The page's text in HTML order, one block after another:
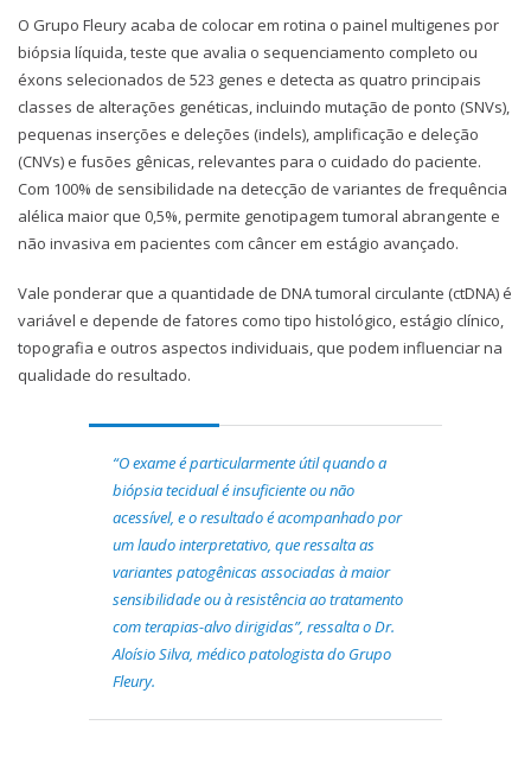
O Grupo Fleury acaba de colocar em rotina o painel multigenes por
biópsia líquida, teste que avalia o sequenciamento completo ou
éxons selecionados de 523 genes e detecta as quatro principais
classes de alterações genéticas, incluindo mutação de ponto (SNVs),
pequenas inserções e deleções (indels), amplificação e deleção
(CNVs) e fusões gênicas, relevantes para o cuidado do paciente.
Com 100% de sensibilidade na detecção de variantes de frequência
alélica maior que 0,5%, permite genotipagem tumoral abrangente e
não invasiva em pacientes com câncer em estágio avançado.
Vale ponderar que a quantidade de DNA tumoral circulante (ctDNA) é
variável e depende de fatores como tipo histológico, estágio clínico,
topografia e outros aspectos individuais, que podem influenciar na
qualidade do resultado.
“O exame é particularmente útil quando a
biópsia tecidual é insuficiente ou não
acessível, e o resultado é acompanhado por
um laudo interpretativo, que ressalta as
variantes patogênicas associadas à maior
sensibilidade ou à resistência ao tratamento
com terapias-alvo dirigidas”, ressalta o Dr.
Aloísio Silva, médico patologista do Grupo
Fleury.